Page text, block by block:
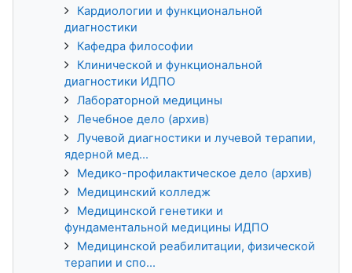
Кардиологии и функциональной
диагностики
Кафедра философии
Клинической и функциональной
диагностики ИДПО
Лабораторной медицины
Лечебное дело (архив)
Лучевой диагностики и лучевой терапии,
ядерной мед...
Медико-профилактическое дело (архив)
Медицинский колледж
Медицинской генетики и
фундаментальной медицины ИДПО
Медицинской реабилитации, физической
терапии и спо...